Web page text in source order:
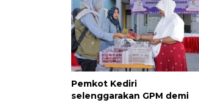
Pemkot Kediri
selenggarakan GPM demi